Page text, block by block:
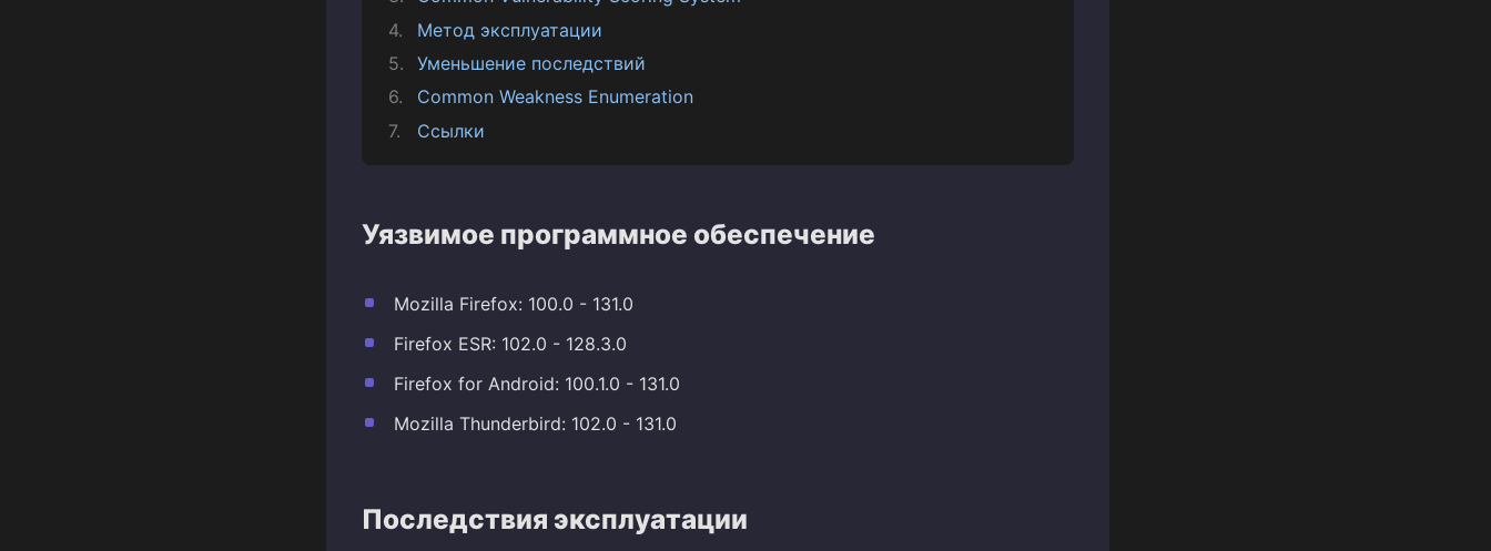
Метод эксплуатации
Уменьшение последствий
Common Weakness Enumeration
Ссылки
Уязвимое программное обеспечение
Mozilla Firefox: 100.0 - 131.0
Firefox ESR: 102.0 - 128.3.0
Firefox for Android: 100.1.0 - 131.0
Mozilla Thunderbird: 102.0 - 131.0
Последствия эксплуатации